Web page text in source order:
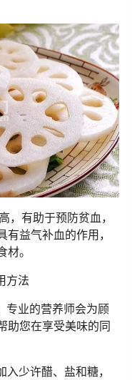
，有助于预防贫血，
益气补血的作用，
。
方法
专业的营养师会为顾
助您在享受美味的同
少许醋、盐和糖，